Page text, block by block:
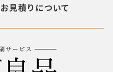
お見積りについて